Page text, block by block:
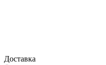
Доставка